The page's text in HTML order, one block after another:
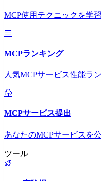
MCP使用テクニックを学
MCPランキング
人気MCPサービス性能ラ
MCPサービス提出
あなたのMCPサービスを
ツール